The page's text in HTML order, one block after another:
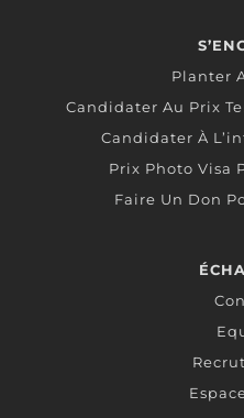
Planter
Candidater Au Prix
Candidater À
Prix Photo Visa
Faire Un Don